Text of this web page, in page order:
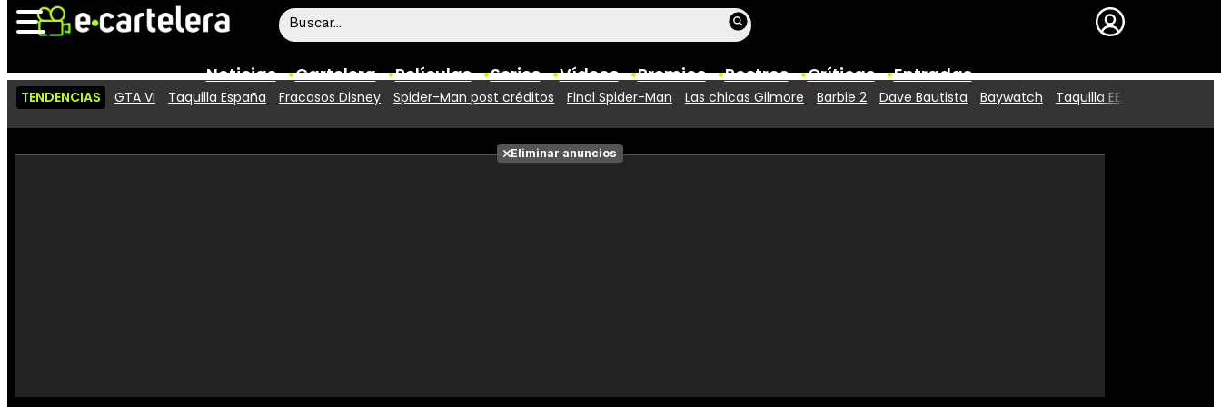
Noticias Cartelera Películas Series Vídeos Premios Rostros Críticas Entradas
Vídeos
Taquilla Fotos
Premios
TENDENCIAS GTA VI Taquilla España Fracasos Disney Spider-Man post créditos Final Spider-Man Las chicas Gilmore Barbie 2 Dave Bautista Baywatch Taquilla EE.UU.
Eliminar anuncios